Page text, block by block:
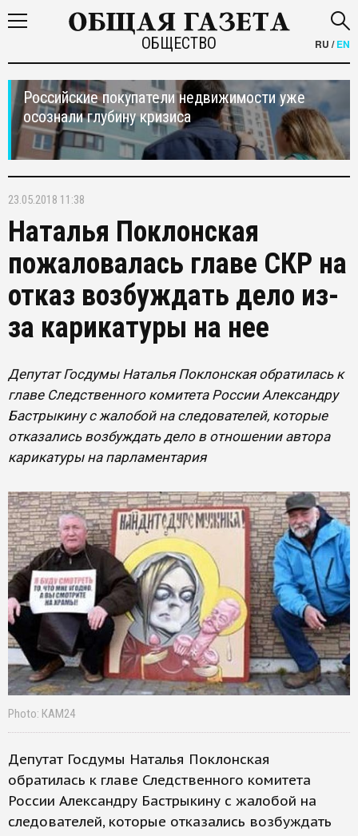
ОБЩЕСТВО RU /EN
Российские покупатели недвижимости уже
осознали глубину кризиса
23.05.2018 11:38
Наталья Поклонская
пожаловалась главе СКР на
отказ возбуждать дело из-
за карикатуры на нее
Депутат Госдумы Наталья Поклонская обратилась к
главе Следственного комитета России Александру
Бастрыкину с жалобой на следователей, которые
отказались возбуждать дело в отношении автора
карикатуры на парламентария
Photo: КАМ24
Депутат Госдумы Наталья Поклонская
обратилась к главе Следственного комитета
России Александру Бастрыкину с жалобой на
следователей, которые отказались возбуждать